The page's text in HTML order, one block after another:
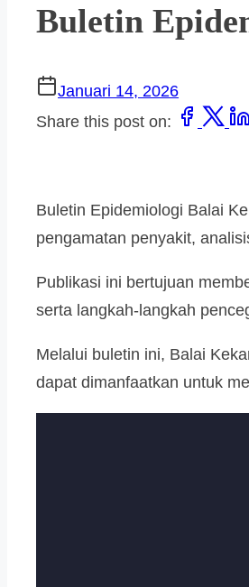
Buletin
Januari 14, 2026
Share this post on:
Buletin Epidemiologi Balai
pengamatan penyakit,
Publikasi ini bertujuan
serta langkah-langkah
Melalui buletin ini, Balai
dapat dimanfaatkan untuk